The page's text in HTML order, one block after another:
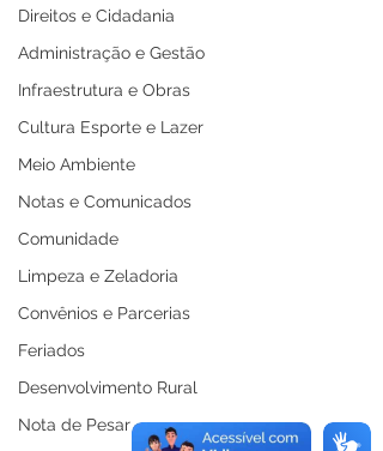
Direitos e Cidadania
Administração e Gestão
Infraestrutura e Obras
Cultura Esporte e Lazer
Meio Ambiente
Notas e Comunicados
Comunidade
Limpeza e Zeladoria
Convênios e Parcerias
Feriados
Desenvolvimento Rural
Nota de Pesar